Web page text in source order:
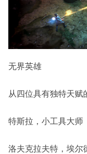
无界英雄
从四位具有独特天赋
特斯拉，小工具大师
洛夫克拉夫特，埃尔